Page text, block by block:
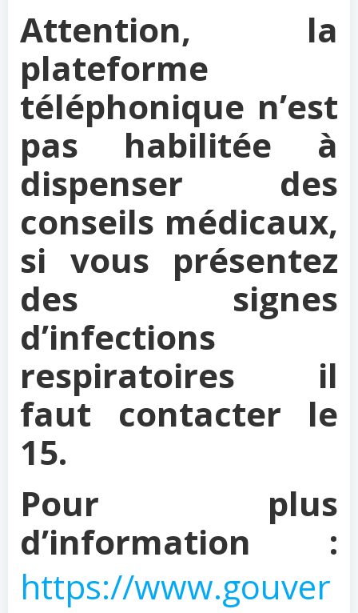
Attention, la
plateforme
téléphonique n’est
pas habilitée à
dispenser des
conseils médicaux,
si vous présentez
des signes
d’infections
respiratoires il
faut contacter le
15.
Pour plus
d’information :
https://www.gouver